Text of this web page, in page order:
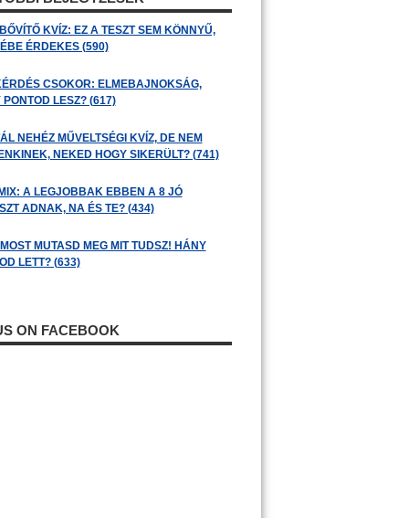
KVÍZ: EZ A TESZT SEM KÖNNYŰ,
ÉRDEKES (590)
CSOKOR: ELMEBAJNOKSÁG,
PONTOD LESZ? (617)
NEHÉZ MŰVELTSÉGI KVÍZ, DE NEM
NEKED HOGY SIKERÜLT? (741)
A LEGJOBBAK EBBEN A 8 JÓ
ADNAK, NA ÉS TE? (434)
MUTASD MEG MIT TUDSZ! HÁNY
LETT? (633)
ON FACEBOOK